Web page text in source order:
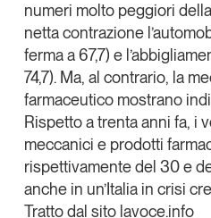
numeri molto peggiori
netta contrazione
ferma a 67,7) e
74,7). Ma, al contrario, la
farmaceutico mostrano
Rispetto a trenta anni fa, i
meccanici e prodotti
rispettivamente del 30 e
anche in un’Italia in crisi
Tratto dal sito lavoce.info